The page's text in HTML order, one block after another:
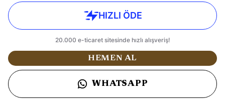
HEMEN AL
WHATSAPP